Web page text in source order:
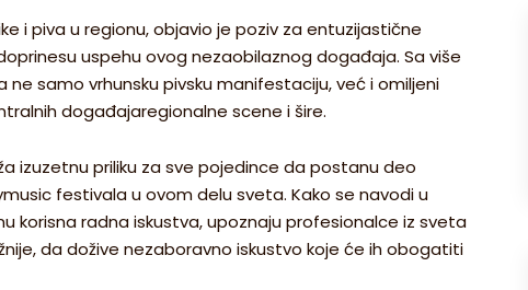
ipiva u regionu, objavio je poziv za entuzijastične
uspehu ovog nezaobilaznog događaja. Sa više
samo vrhunsku pivsku manifestaciju, već i omiljeni
događajaregionalne scene i šire.
izuzetnu priliku za sve pojedince da postanu deo
festivala u ovom delu sveta. Kako se navodi u
korisna radna iskustva, upoznaju profesionalce iz sveta
da dožive nezaboravno iskustvo koje će ih obogatiti